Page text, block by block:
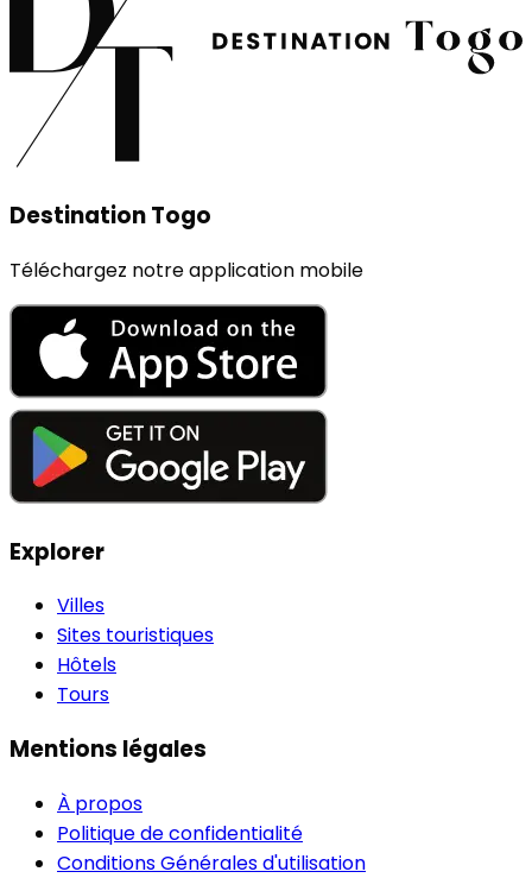
Destination Togo
Téléchargez notre application mobile
Explorer
Villes
Sites touristiques
Hôtels
Tours
Mentions légales
À propos
Politique de confidentialité
Conditions Générales d'utilisation